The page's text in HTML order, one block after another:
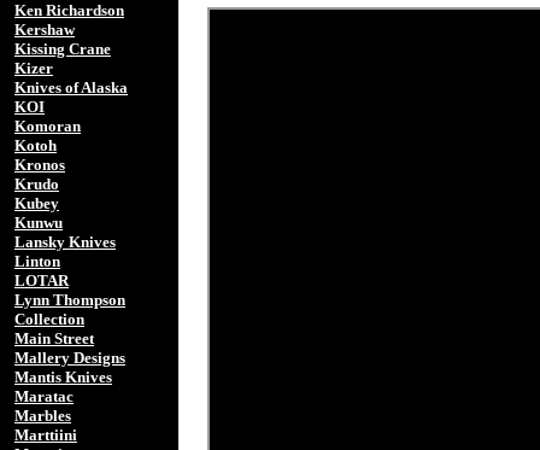
Ken Richardson
Kershaw
Kissing Crane
Kizer
Knives of Alaska
KOI
Komoran
Kotoh
Kronos
Krudo
Kubey
Kunwu
Lansky Knives
Linton
LOTAR
Lynn Thompson
Collection
Main Street
Mallery Designs
Mantis Knives
Maratac
Marbles
Marttiini